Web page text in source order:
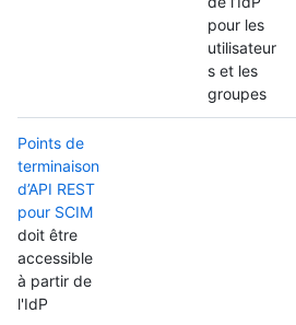
pour les
utilisateur
s et les
groupes
Points de
terminaison
d’API REST
pour SCIM
doit être
accessible
à partir de
l'IdP